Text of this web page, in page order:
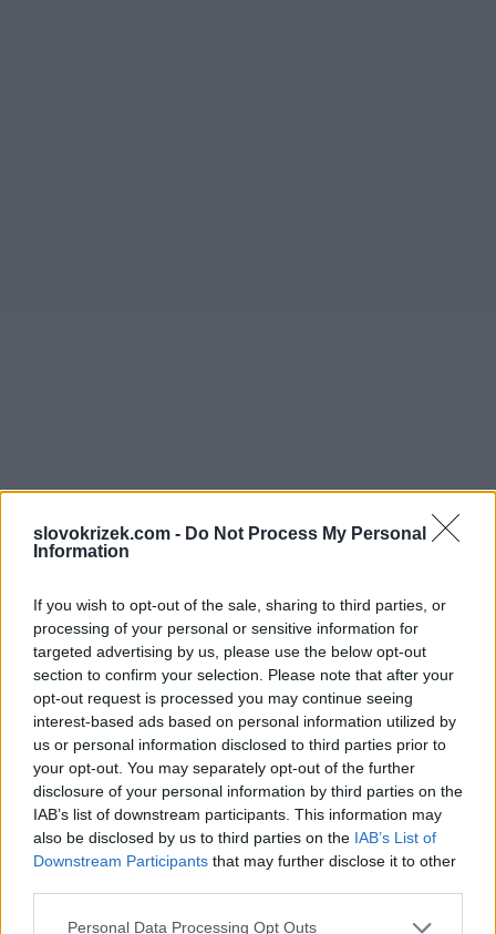
slovokrizek.com - Do Not Process My Personal
Information
If you wish to opt-out of the sale, sharing to third parties, or
processing of your personal or sensitive information for
targeted advertising by us, please use the below opt-out
section to confirm your selection. Please note that after your
opt-out request is processed you may continue seeing
interest-based ads based on personal information utilized by
us or personal information disclosed to third parties prior to
your opt-out. You may separately opt-out of the further
disclosure of your personal information by third parties on the
IAB’s list of downstream participants. This information may
also be disclosed by us to third parties on the IAB’s List of
Downstream Participants that may further disclose it to other
Personal Data Processing Opt Outs